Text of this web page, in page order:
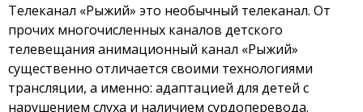
Телеканал «Рыжий» это необычный телеканал. От
прочих многочисленных каналов детского
телевещания анимационный канал «Рыжий»
существенно отличается своими технологиями
трансляции, а именно: адаптацией для детей с
нарушением слуха и наличием сурдоперевода.